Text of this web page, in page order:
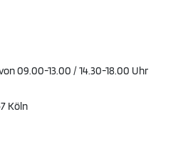
09.00-13.00 / 14.30-18.00 Uhr
Köln